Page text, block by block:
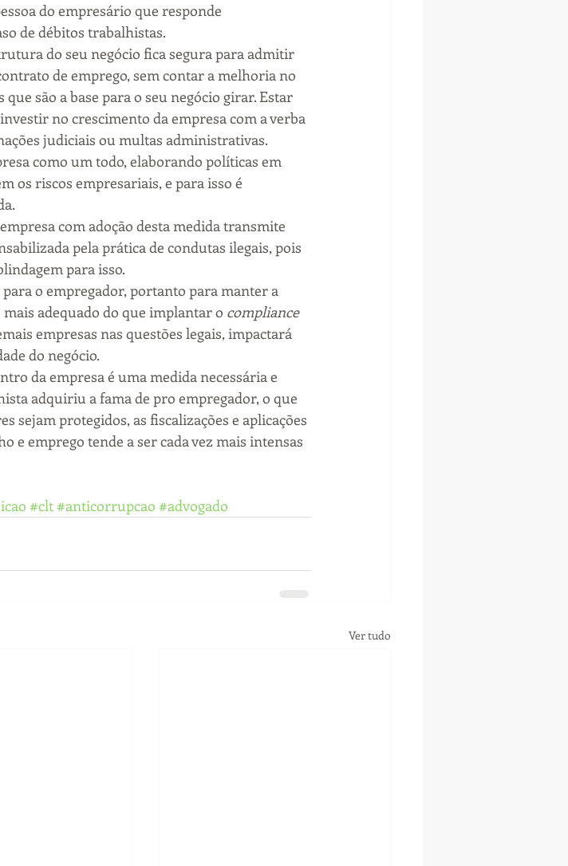
do empresário que responde
de débitos trabalhistas.
do seu negócio fica segura para admitir
de emprego, sem contar a melhoria no
são a base para o seu negócio girar. Estar
no crescimento da empresa com a verba
judiciais ou multas administrativas.
como um todo, elaborando políticas em
os riscos empresariais, e para isso é
com adoção desta medida transmite
pela prática de condutas ilegais, pois
para isso.
o empregador, portanto para manter a
adequado do que implantar o compliance
empresas nas questões legais, impactará
do negócio.
da empresa é uma medida necessária e
adquiriu a fama de pro empregador, o que
sejam protegidos, as fiscalizações e aplicações
emprego tende a ser cada vez mais intensas
#clt#anticorrupcao #advogado
Ver tudo